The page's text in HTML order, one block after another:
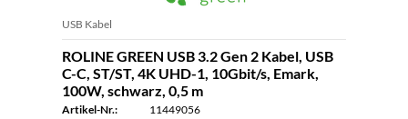
USB Kabel
ROLINE GREEN USB 3.2 Gen 2 Kabel, USB
C-C, ST/ST, 4K UHD-1, 10Gbit/s, Emark,
100W, schwarz, 0,5 m
Artikel-Nr.:
11449056